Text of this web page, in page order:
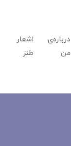
درباره‌ی
من
اشعار
طنز